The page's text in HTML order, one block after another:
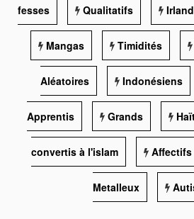
fesses Qualitatifs
Mangas Timidités
Aléatoires Indonésiens
Apprentis Grands
convertis à l'islam Affectifs
Metalleux